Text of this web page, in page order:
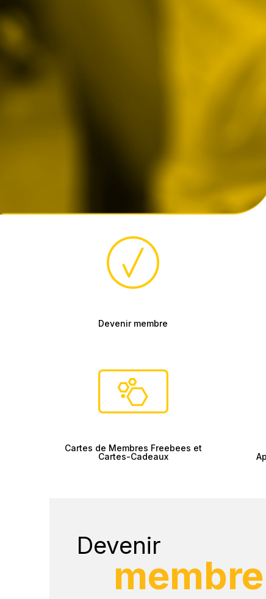
Devenir membre
Cartes de Membres Freebees et
Cartes-Cadeaux
Devenir
membre